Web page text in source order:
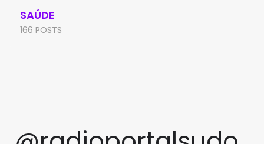
SAÚDE
166 POSTS